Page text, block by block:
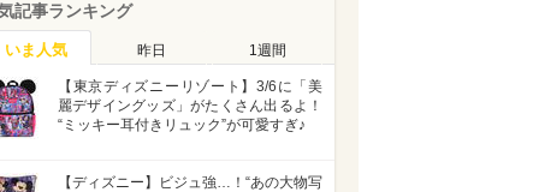
記事ランキング
いま人気 昨日 1週間
【東京ディズニーリゾート】3/6に「美
麗デザイングッズ」がたくさん出るよ！
“ミッキー耳付きリュック”が可愛すぎ♪
【ディズニー】ビジュ強…！“あの大物写